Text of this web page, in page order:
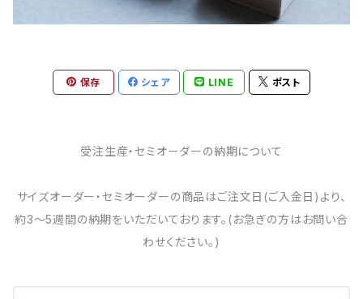
保存 シェア LINE ポスト
受注生産・セミオーダーの納期について
サイズオーダー・セミオーダーの商品はご注文日(ご入金日)より、
約3～5週間の納期をいただいております。(お急ぎの方はお問い合
わせください。)